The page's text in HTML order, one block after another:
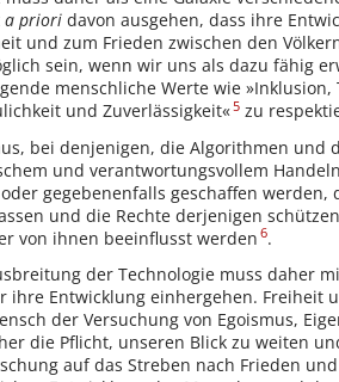
a priori davon ausgehen, dass ihre
und zum Frieden zwischen den
sein, wenn wir uns als dazu fähig
menschliche Werte wie »Inklusion,
und Zuverlässigkeit«5 zu
bei denjenigen, die Algorithmen und
und verantwortungsvollem
gegebenenfalls geschaffen
und die Rechte derjenigen
von ihnen beeinflusst werden 6.
der Technologie muss daher
ihre Entwicklung einhergehen. Freiheit
der Versuchung von Egoismus,
die Pflicht, unseren Blick zu weiten
auf das Streben nach Frieden